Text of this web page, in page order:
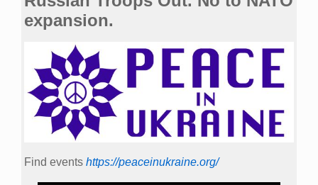
expansion.
Find events https://peace­in­ukraine.org/